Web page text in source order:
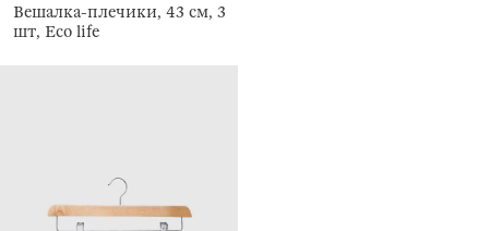
Вешалка-плечики, 43 см, 3
шт, Eco life